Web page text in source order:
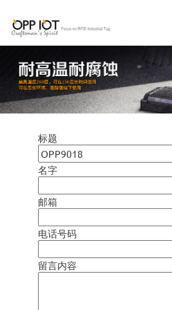
标题
名字
邮箱
电话号码
留言内容